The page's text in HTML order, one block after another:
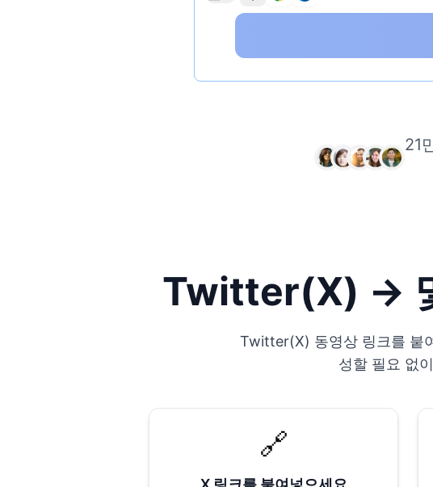
21
Twitter(X) →
Twitter(X) 동영상 링크를 붙
성할 필요 없
🔗